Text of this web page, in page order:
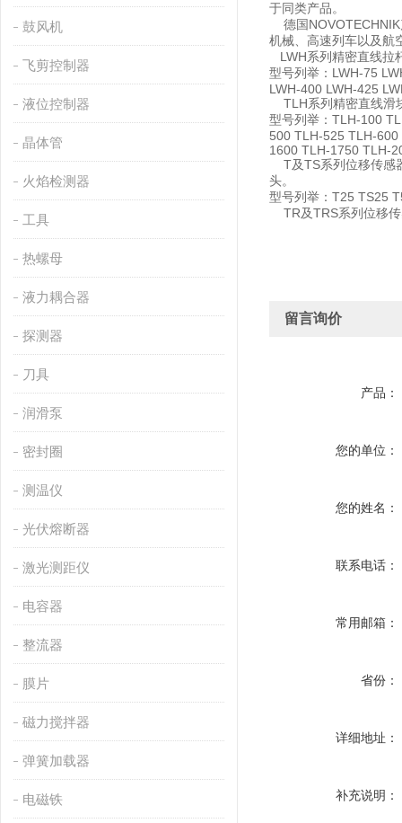
鼓风机
飞剪控制器
液位控制器
晶体管
火焰检测器
工具
热螺母
液力耦合器
探测器
刀具
润滑泵
密封圈
测温仪
光伏熔断器
激光测距仪
电容器
整流器
膜片
磁力搅拌器
弹簧加载器
电磁铁
于同类产品。
德国NOVOTECHNIK
机械、高速列车以及航
LWH系列精密直线
型号列举：LWH-75
LWH-400 LWH-425
TLH系列精密直线滑
型号列举：TLH-100
500 TLH-525 TLH-
1600 TLH-1750 TLH-
T及TS系列位移传感
头。
型号列举：T25 TS25
TR及TRS系列位移传
留言询价
产品：
您的单位：
您的姓名：
联系电话：
常用邮箱：
省份：
详细地址：
补充说明：